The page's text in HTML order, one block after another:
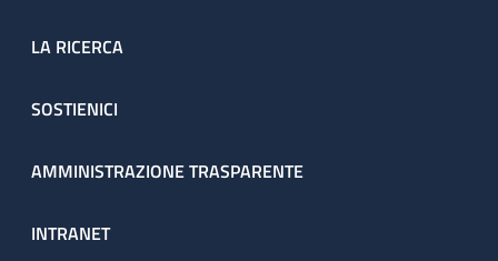
LA RICERCA
SOSTIENICI
AMMINISTRAZIONE TRASPARENTE
INTRANET